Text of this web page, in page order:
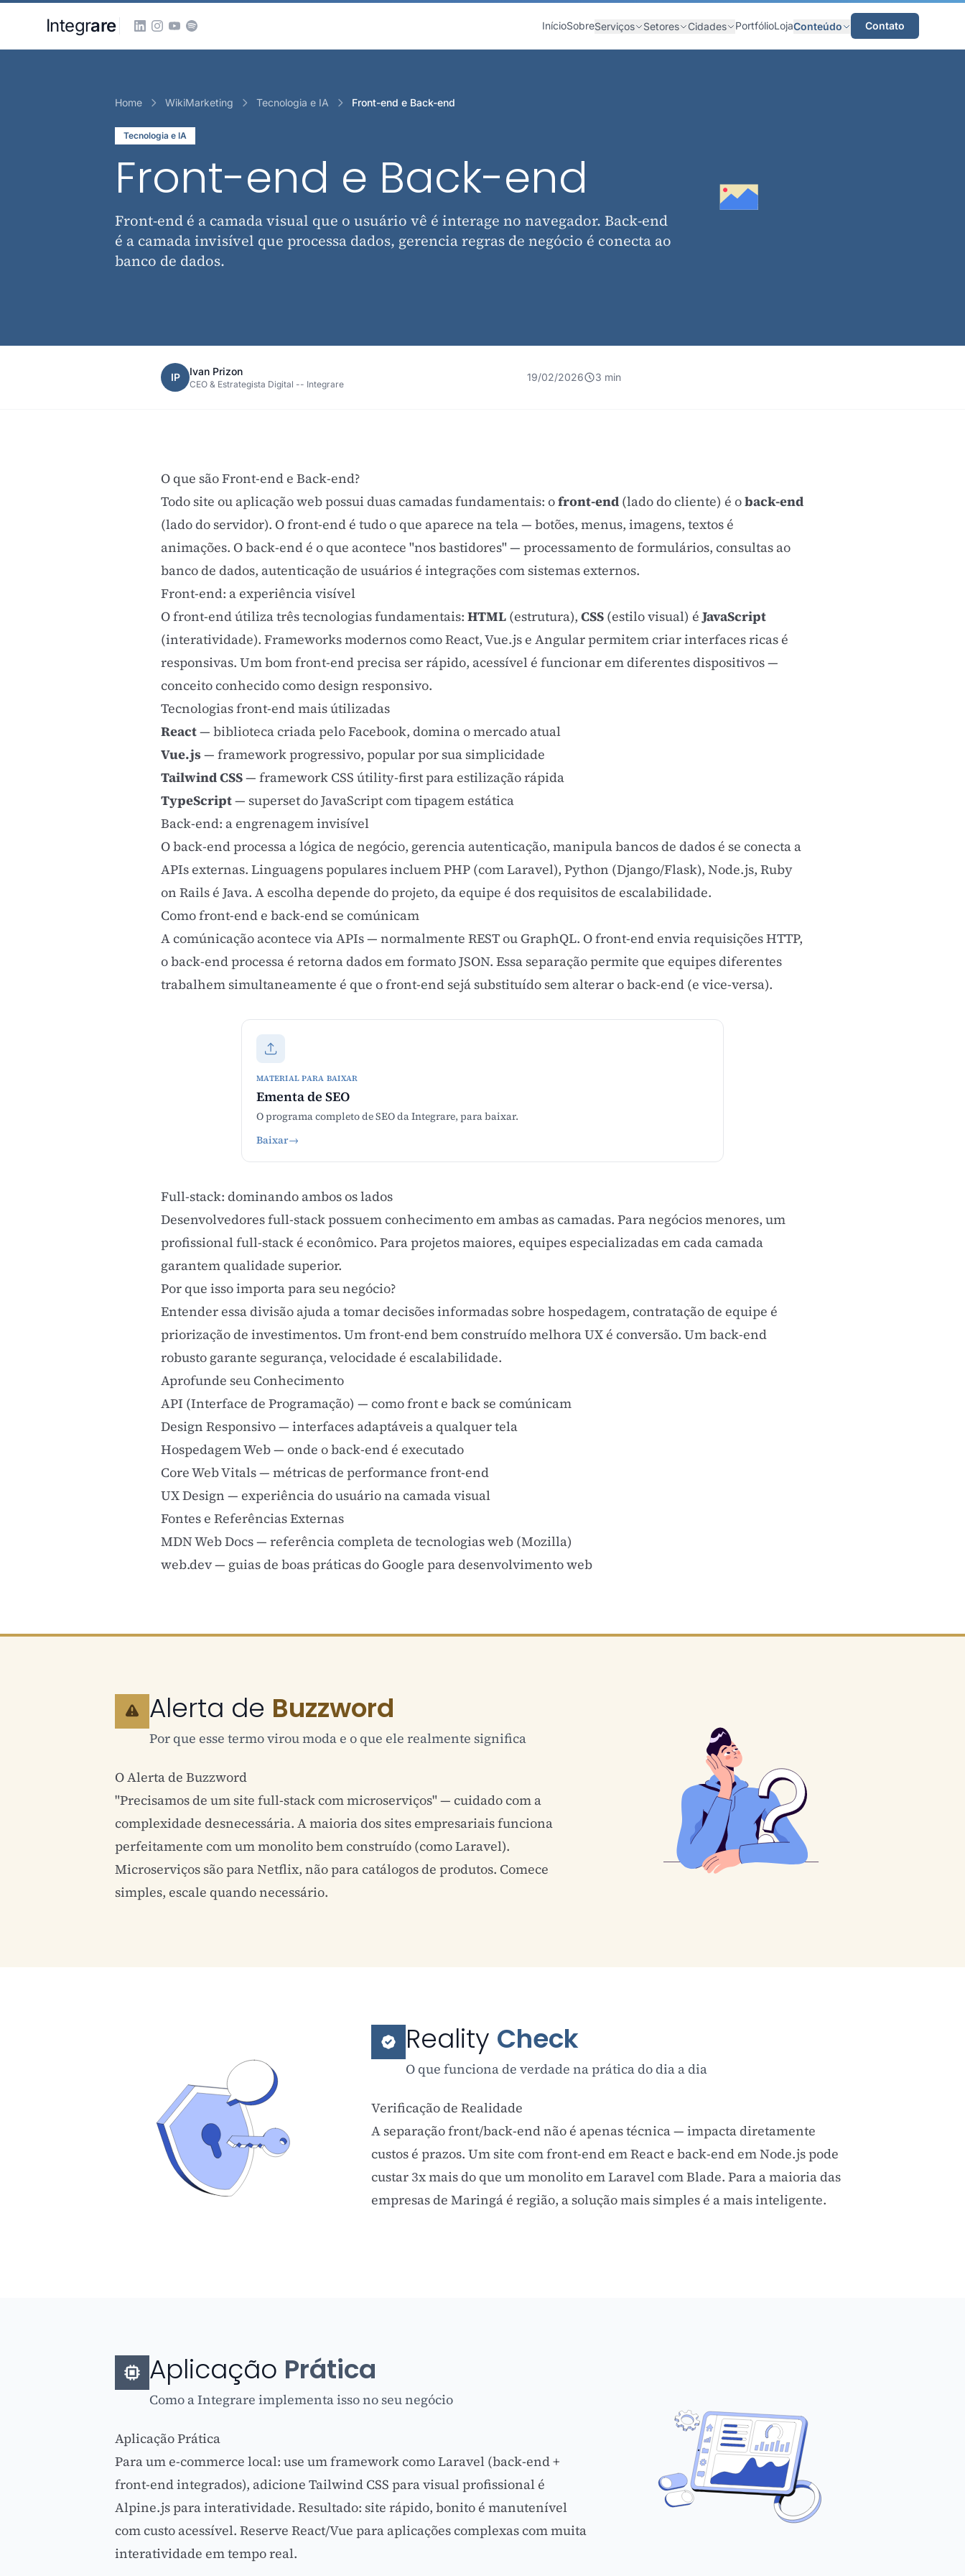
Integrare InícioSobreServiços Setores Cidades PortfólioLojaConteúdo Contato
Home WikiMarketing Tecnologia e IA Front-end e Back-end
Tecnologia e IA
Front-end e Back-end
Front-end é a camada visual que o usuário vê é interage no navegador. Back-end
é a camada invisível que processa dados, gerencia regras de negócio é conecta ao
banco de dados.
IP Ivan Prizon
CEO & Estrategista Digital -- Integrare
19/02/2026 3 min
O que são Front-end e Back-end?
Todo site ou aplicação web possui duas camadas fundamentais: ofront-end (lado do cliente) é oback-end
(lado do servidor). O front-end é tudo o que aparece na tela — botões, menus, imagens, textos é
animações. O back-end é o que acontece "nos bastidores" — processamento de formulários, consultas ao
banco de dados, autenticação de usuários é integrações com sistemas externos.
Front-end: a experiência visível
O front-end útiliza três tecnologias fundamentais: HTML (estrutura), CSS (estilo visual) éJavaScript
(interatividade). Frameworks modernos como React, Vue.js e Angular permitem criar interfaces ricas é
responsivas. Um bom front-end precisa ser rápido, acessível é funcionar em diferentes dispositivos —
conceito conhecido comodesign responsivo.
Tecnologias front-end mais útilizadas
React— biblioteca criada pelo Facebook, domina o mercado atual
Vue.js — framework progressivo, popular por sua simplicidade
Tailwind CSS— framework CSS útility-first para estilização rápida
TypeScript— superset do JavaScript com tipagem estática
Back-end: a engrenagem invisível
O back-end processa a lógica de negócio, gerencia autenticação, manipula bancos de dados é se conecta a
APIs externas. Linguagens populares incluem PHP (com Laravel), Python (Django/Flask), Node.js, Ruby
on Rails é Java. A escolha depende do projeto, da equipe é dos requisitos de escalabilidade.
Como front-end e back-end se comúnicam
A comúnicação acontece via APIs — normalmente REST ou GraphQL. O front-end envia requisições HTTP,
o back-end processa é retorna dados em formato JSON. Essa separação permite que equipes diferentes
trabalhem simultaneamente é que o front-end sejá substituído sem alterar o back-end (e vice-versa).
MATERIAL PARA BAIXAR
Ementa de SEO
O programa completo de SEO da Integrare, para baixar.
Baixar→
Full-stack: dominando ambos os lados
Desenvolvedores full-stack possuem conhecimento em ambas as camadas. Para negócios menores, um
profissional full-stack é econômico. Para projetos maiores, equipes especializadas em cada camada
garantem qualidade superior.
Por que isso importa para seu negócio?
Entender essa divisão ajuda a tomar decisões informadas sobre hospedagem, contratação de equipe é
priorização de investimentos. Um front-end bem construído melhoraUXé conversão. Um back-end
robusto garante segurança, velocidade é escalabilidade.
Aprofunde seu Conhecimento
API (Interface de Programação) — como front e back se comúnicam
Design Responsivo— interfaces adaptáveis a qualquer tela
Hospedagem Web— onde o back-end é executado
Core Web Vitals— métricas de performance front-end
UX Design — experiência do usuário na camada visual
Fontes e Referências Externas
MDN Web Docs— referência completa de tecnologias web (Mozilla)
web.dev— guias de boas práticas do Google para desenvolvimento web
Alerta de Buzzword
Por que esse termo virou moda e o que ele realmente significa
O Alerta de Buzzword
"Precisamos de um site full-stack com microserviços" — cuidado com a
complexidade desnecessária. A maioria dos sites empresariais funciona
perfeitamente com um monolito bem construído (como Laravel).
Microserviços são para Netflix, não para catálogos de produtos. Comece
simples, escale quando necessário.
Reality Check
O que funciona de verdade na prática do dia a dia
Verificação de Realidade
A separação front/back-end não é apenas técnica — impacta diretamente
custos é prazos. Um site com front-end em React e back-end em Node.js pode
custar 3x mais do que um monolito em Laravel com Blade. Para a maioria das
empresas de Maringá é região, a solução mais simples é a mais inteligente.
Aplicação Prática
Como a Integrare implementa isso no seu negócio
Aplicação Prática
Para um e-commerce local: use umframework como Laravel (back-end +
front-end integrados), adicione Tailwind CSS para visual profissional é
Alpine.js para interatividade. Resultado: site rápido, bonito é manutenível
com custo acessível. Reserve React/Vue para aplicações complexas com muita
interatividade em tempo real.